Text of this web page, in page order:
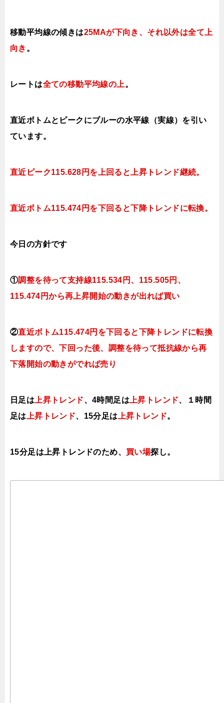
移動平均線の傾きは25MAが下向き、それ以外は全て上
向き 。
レートは全ての移動平均線の上。
直近ボトムとピークにブルーの水平線（実線）を引い
ています。
直近ピーク115.628円を上回ると上昇 トレンド継続。
直近ボトム115.474円を下回ると下降トレンドに転換。
今日 の方針です
①調整を待って支持線115.534円、115.505円、
115.474円から再上昇開始の動きが出れば買い
②直近ボトム115.474円を下回ると下降トレンドに転換
しますので、下回った後、調整を待って抵抗線から再
下落開始の動きがでれば売り
日足は 上昇トレンド、4時間足は 上昇ト レンド、１時間
足は
上昇トレンド、15分足は 上昇ト レンド。
15分足は上昇 トレンドのため、 買い場探し。